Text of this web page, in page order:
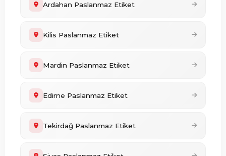
Ardahan Paslanmaz Etiket
Kilis Paslanmaz Etiket
Mardin Paslanmaz Etiket
Edirne Paslanmaz Etiket
Tekirdağ Paslanmaz Etiket